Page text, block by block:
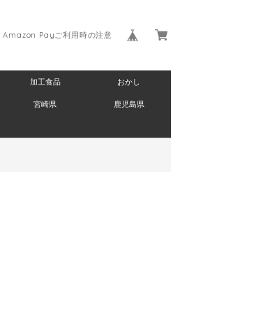
Amazon Payご利用時の注意
加工食品 おかし
宮崎県 鹿児島県